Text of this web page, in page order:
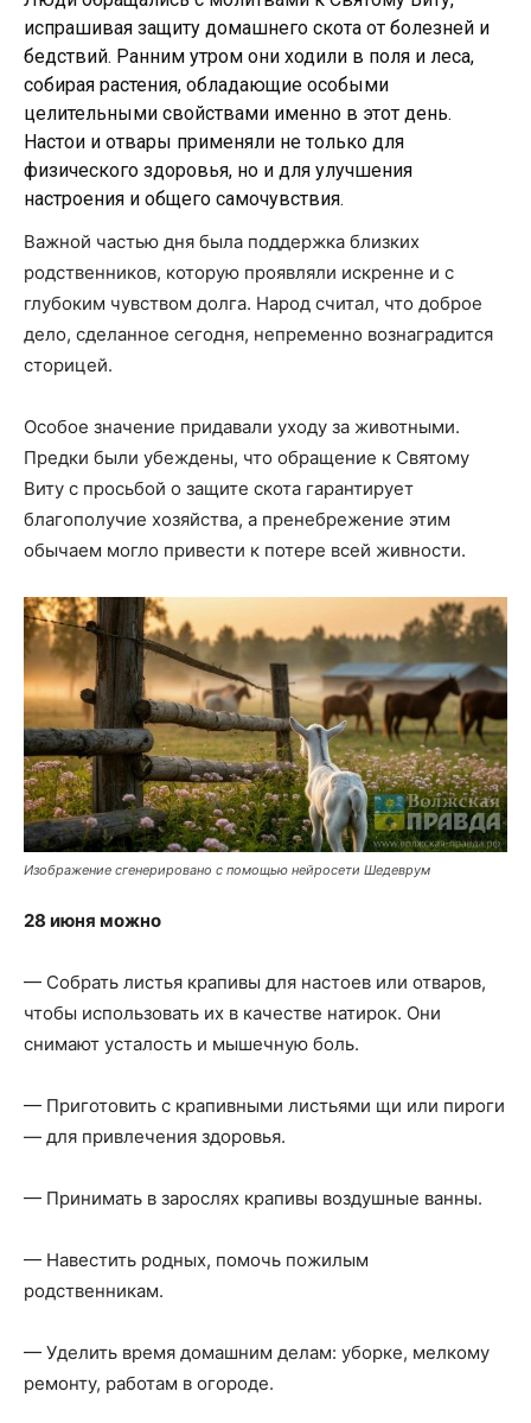
испрашивая защиту домашнего скота от болезней и
бедствий. Ранним утром они ходили в поля и леса,
собирая растения, обладающие особыми
целительными свойствами именно в этот день.
Настои и отвары применяли не только для
физического здоровья, но и для улучшения
настроения и общего самочувствия.
Важной частью дня была поддержка близких
родственников, которую проявляли искренне и с
глубоким чувством долга. Народ считал, что доброе
дело, сделанное сегодня, непременно вознаградится
сторицей.
Особое значение придавали уходу за животными.
Предки были убеждены, что обращение к Святому
Виту с просьбой о защите скота гарантирует
благополучие хозяйства, а пренебрежение этим
обычаем могло привести к потере всей живности.
Изображение сгенерировано с помощью нейросети Шедеврум
28 июня можно
— Собрать листья крапивы для настоев или отваров,
чтобы использовать их в качестве натирок. Они
снимают усталость и мышечную боль.
— Приготовить с крапивными листьями щи или пироги
— для привлечения здоровья.
— Принимать в зарослях крапивы воздушные ванны.
— Навестить родных, помочь пожилым
родственникам.
— Уделить время домашним делам: уборке, мелкому
ремонту, работам в огороде.